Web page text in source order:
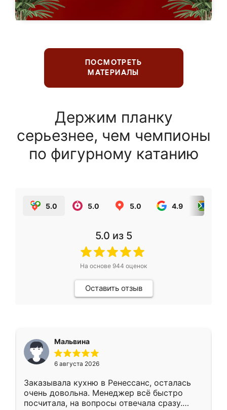
ПОСМОТРЕТЬ
МАТЕРИАЛЫ
Держим планку
серьезнее, чем чемпионы
по фигурному катанию
5.0 5.0 5.0 4.9
5.0 из 5
На основе 944 оценок
Оставить отзыв
Мальвина
6 августа 2026
Заказывала кухню в Ренессанс, осталась
очень довольна. Менеджер всё быстро
посчитала, на вопросы отвечала сразу.